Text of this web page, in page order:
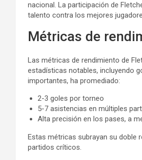
nacional. La participación de
talento contra los mejores
Métricas de
Las métricas de rendimiento de
estadísticas notables, incluyendo
importantes, ha promediado:
2-3 goles por torneo
5-7 asistencias en múltiples
Alta precisión en los pases, a
Estas métricas subrayan su doble
partidos críticos.